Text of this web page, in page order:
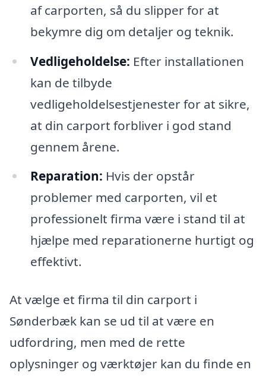
af carporten, så du slipper for at
bekymre dig om detaljer og teknik.
Vedligeholdelse: Efter installationen
kan de tilbyde
vedligeholdelsestjenester for at sikre,
at din carport forbliver i god stand
gennem årene.
Reparation: Hvis der opstår
problemer med carporten, vil et
professionelt firma være i stand til at
hjælpe med reparationerne hurtigt og
effektivt.
At vælge et firma til din carport i
Sønderbæk kan se ud til at være en
udfordring, men med de rette
oplysninger og værktøjer kan du finde en